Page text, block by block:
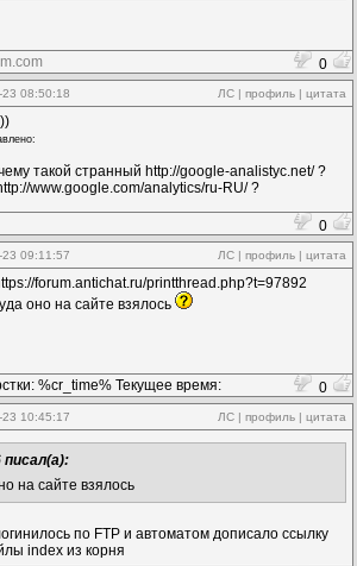
0
23 08:50:18 ЛС | профиль | цитата
такой странный http://google-analistyc.net/ ?
www.google.com/analytics/ru-RU/ ?
0
23 09:11:57 ЛС | профиль | цитата
forum.antichat.ru/printthread.php?t=97892
оно на сайте взялось
%cr_time% Текущее время:
0
23 10:45:17 ЛС | профиль | цитата
писал(а):
на сайте взялось
по FTP и автоматом дописало ссылку
index из корня